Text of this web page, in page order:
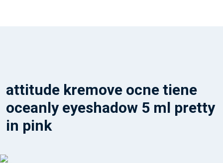
attitude kremove ocne tiene
oceanly eyeshadow 5 ml pretty
in pink